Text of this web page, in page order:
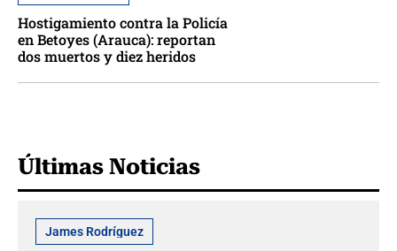
Hostigamiento contra la Policía
en Betoyes (Arauca): reportan
dos muertos y diez heridos
Últimas Noticias
James Rodríguez